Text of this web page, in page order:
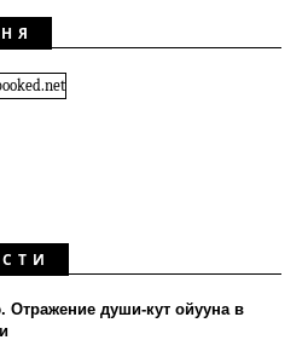
Отражение души-кут ойууна в